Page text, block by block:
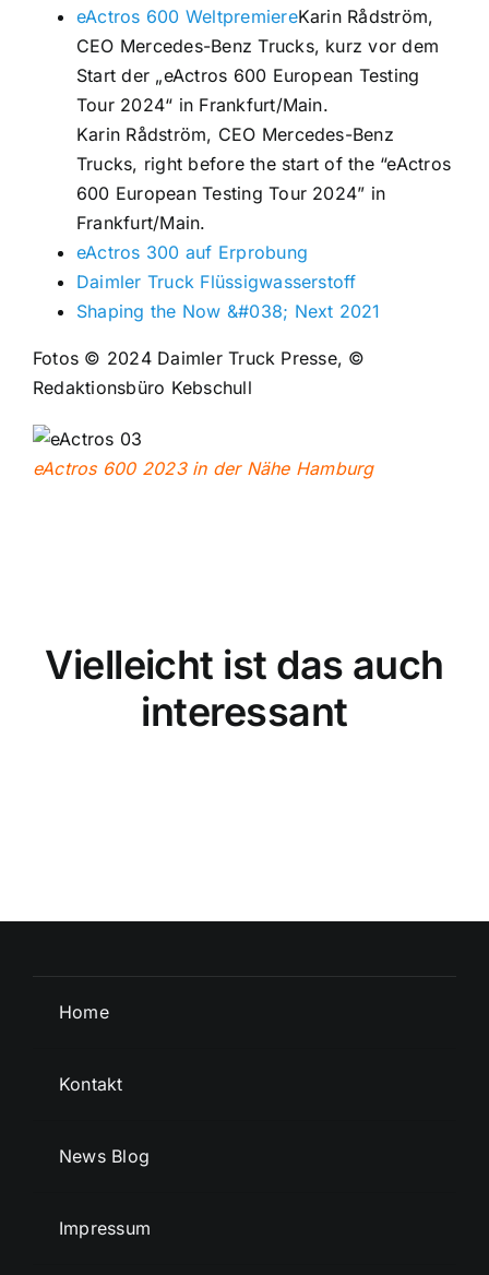
eActros 600 WeltpremiereKarin Rådström,
CEO Mercedes-Benz Trucks, kurz vor dem
Start der „eActros 600 European Testing
Tour 2024“ in Frankfurt/Main.
Karin Rådström, CEO Mercedes-Benz
Trucks, right before the start of the “eActros
600 European Testing Tour 2024” in
Frankfurt/Main.
eActros 300 auf Erprobung
Daimler Truck Flüssigwasserstoff
Shaping the Now &#038; Next 2021
Fotos © 2024 Daimler Truck Presse, ©
Redaktionsbüro Kebschull
eActros 600 2023 in der Nähe Hamburg
Vielleicht ist das auch
interessant
Home
Kontakt
News Blog
Impressum